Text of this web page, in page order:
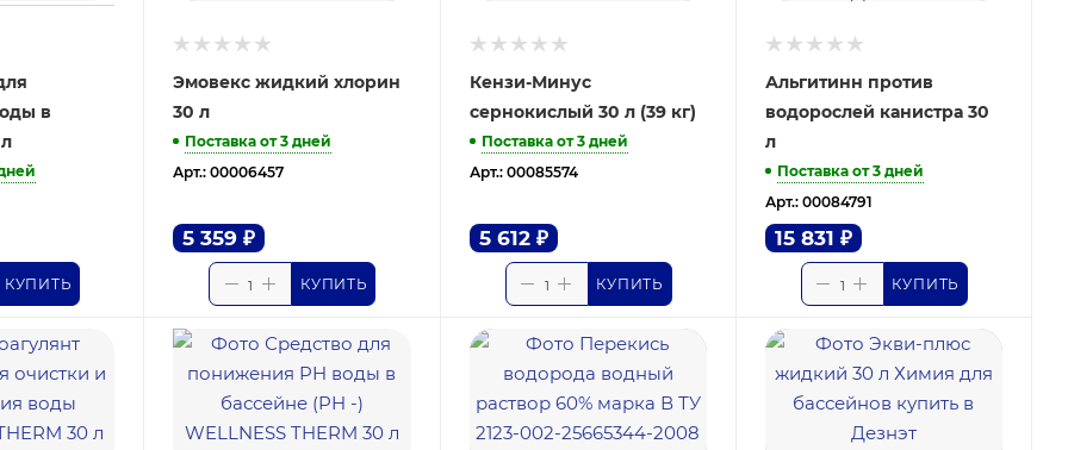
в
КУПИТЬ
Эмовекс жидкий хлорин
30 л
Поставка от 3 дней
Арт.: 00006457
5 359 ₽
КУПИТЬ
Кензи-Минус
сернокислый 30 л (39 кг)
Поставка от 3 дней
Арт.: 00085574
5 612₽
КУПИТЬ
Альгитинн против
водорослей канистра 30
л
Поставка от 3 дней
Арт.: 00084791
15 831 ₽
КУПИТЬ